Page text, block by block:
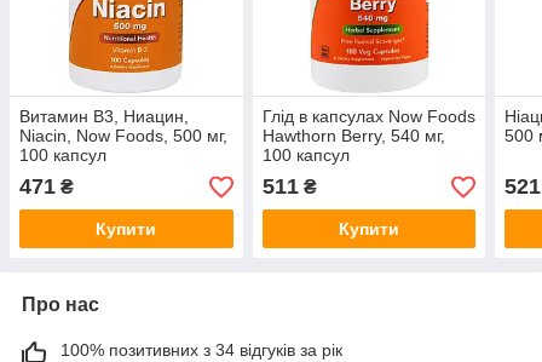
Витамин В3, Ниацин,
Niacin, Now Foods, 500 мг,
100 капсул
471 ₴
Купити
Глід в капсулах Now Foods
Hawthorn Berry, 540 мг,
100 капсул
511₴
Купити
500
521
Про нас
100% позитивних з 34 відгуків за рік